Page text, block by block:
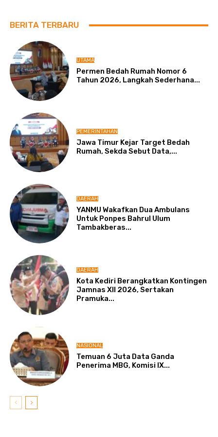
BERITA TERBARU
UTAMA
Permen Bedah Rumah Nomor 6
Tahun 2026, Langkah Sederhana...
PEMERINTAHAN
Jawa Timur Kejar Target Bedah
Rumah, Sekda Sebut Data,...
DAERAH
YANMU Wakafkan Dua Ambulans
Untuk Ponpes Bahrul Ulum
Tambakberas...
DAERAH
Kota Kediri Berangkatkan Kontingen
Jamnas XII 2026, Sertakan
Pramuka...
NASIONAL
Temuan 6 Juta Data Ganda
Penerima MBG, Komisi IX...